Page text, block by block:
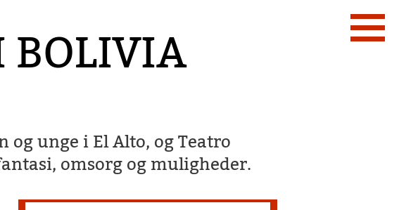
BOLIVIA
unge i El Alto, og Teatro
omsorg og muligheder.